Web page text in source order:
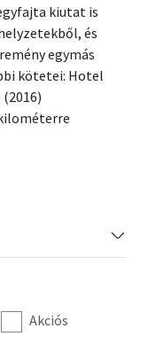
kiutat is
és
egymás
kötetei: Hotel
(2016)
Akciós